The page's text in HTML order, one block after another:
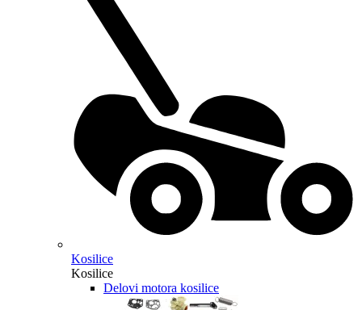
Kosilice
Kosilice
Delovi motora kosilice